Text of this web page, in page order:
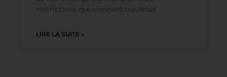
A partir des 3 premiers épisodes de cette
série, nous en sommes arrivés au constat
restrictives, qui viennent traverser